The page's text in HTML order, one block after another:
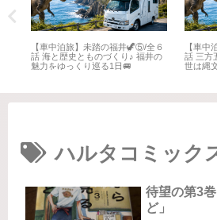
【車中泊旅】未踏の福井🦖⑤/全６
話 海と歴史とものづくり♪ 福井の
魅力をゆっくり巡る1日🚐
【車中
話 三方
世は縄
ハルタコミック
待望の第3
ど」